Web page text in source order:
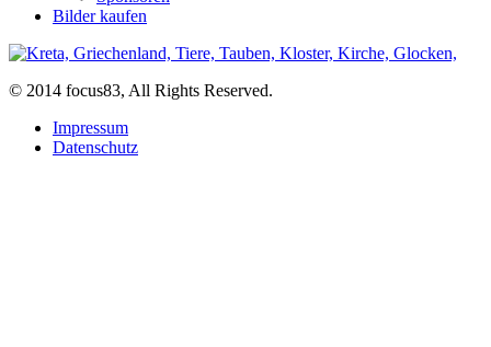
Bilder kaufen
© 2014 focus83, All Rights Reserved.
Impressum
Datenschutz